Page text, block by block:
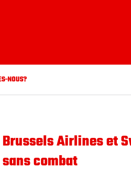
NOUS?
Brussels Airlines et
sans combat